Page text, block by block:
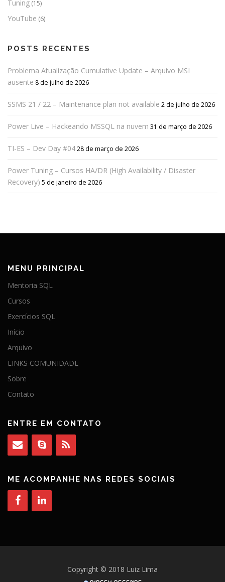
Tuning (15)
YouTube (6)
POSTS RECENTES
Problema Atualização Cumulative Update – Arquivo MSI
ausente 8 de julho de 2026
SSMS 21 / 22 – Maintenance plan not available 2 de julho de 2026
Power Live – Hackeando MSSQL na nuvem 31 de março de 2026
TI-ES – Dev Day #0428 de março de 2026
Power Tuning – Cursos HA/DR (High Availability / Disaster
Recovery) 5 de janeiro de 2026
MENU PRINCIPAL
Mentoria SQL
Cursos
Exercícios SQL
Início
Arquivo
LINKS COMUNIDADE
Sobre
Contato
ENTRE EM CONTATO
ME ACOMPANHE NAS REDES SOCIAIS
Copyright © 2018 Luiz Lima